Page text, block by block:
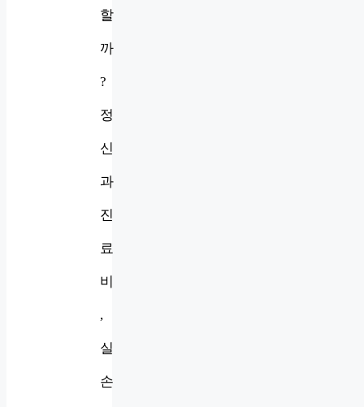
할
까
?
정
신
과
진
료
비
,
실
손